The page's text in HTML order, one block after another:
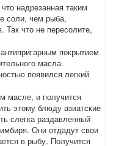
надрезанная таким
соли, чем рыба,
Так что не пересолите,
покрытием
масла.
появился легкий
масле, и получится
этому блюду азиатские
слегка раздавленный
Они отдадут свои
в рыбу. Получится